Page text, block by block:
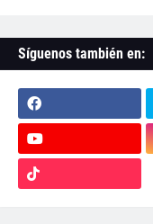
Síguenos también en: